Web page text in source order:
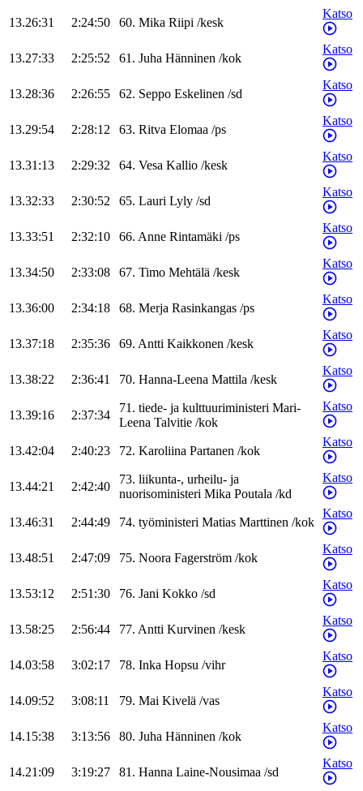
13.26:31 2:24:50 60. Mika Riipi /kesk
Katso
13.27:33 2:25:52 61. Juha Hänninen /kok
Katso
13.28:36 2:26:55 62. Seppo Eskelinen /sd
Katso
13.29:54 2:28:12 63. Ritva Elomaa /ps
Katso
13.31:13 2:29:32 64. Vesa Kallio /kesk
Katso
13.32:33 2:30:52 65. Lauri Lyly /sd
Katso
13.33:51 2:32:10 66. Anne Rintamäki /ps
Katso
13.34:50 2:33:08 67. Timo Mehtälä /kesk
Katso
13.36:00 2:34:18 68. Merja Rasinkangas /ps
Katso
13.37:18 2:35:36 69. Antti Kaikkonen /kesk
Katso
13.38:22 2:36:41 70. Hanna-Leena Mattila /kesk
Katso
13.39:16 2:37:34
71. tiede- ja kulttuuriministeri Mari-
Leena Talvitie /kok
Katso
13.42:04 2:40:23 72. Karoliina Partanen /kok
Katso
13.44:21 2:42:40
73. liikunta-, urheilu- ja
nuorisoministeri Mika Poutala /kd
Katso
13.46:31 2:44:49 74. työministeri Matias Marttinen /kok
Katso
13.48:51 2:47:09 75. Noora Fagerström /kok
Katso
13.53:12 2:51:30 76. Jani Kokko /sd
Katso
13.58:25 2:56:44 77. Antti Kurvinen /kesk
Katso
14.03:58 3:02:17 78. Inka Hopsu /vihr
Katso
14.09:52 3:08:11 79. Mai Kivelä /vas
Katso
14.15:38 3:13:56 80. Juha Hänninen /kok
Katso
14.21:09 3:19:27 81. Hanna Laine-Nousimaa /sd
Katso